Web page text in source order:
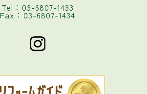
Tel：03-6807-1433
Fax：03-6807-1434